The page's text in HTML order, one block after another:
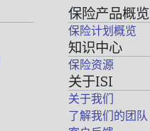
保险产品概览
保险计划概览
知识中心
保险资源
关于ISI
关于我们
了解我们的团队